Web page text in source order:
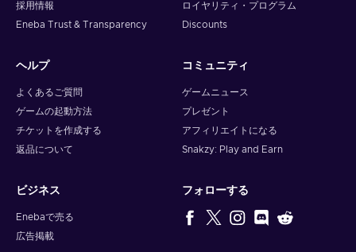
採用情報
Eneba Trust & Transparency
ロイヤリティ・プログラム
Discounts
ヘルプ
よくあるご質問
ゲームの起動方法
チケットを作成する
返品について
コミュニティ
ゲームニュース
プレゼント
アフィリエイトになる
Snakzy: Play and Earn
ビジネス
Enebaで売る
広告掲載
フォローする